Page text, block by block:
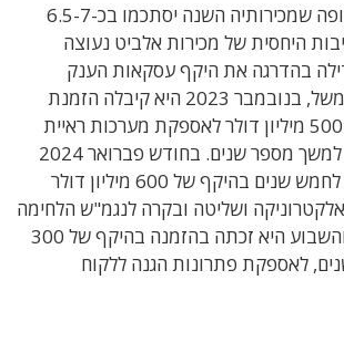
בסך הכל, אלביט צופה שמכירותיה השנה יסתכמו בכ-6.5-7
היחסית של מכירות אלביט נעוצה
בהדרגה את היקף עסקאות הענק
הרב-שנתיות. כך למשל, בנובמבר 2023 היא קיבלה הזמנת
מסגרת בהיקף של 500 מיליון דולר לאספקת מערכות ראיית
לילה לצבא ארה"ב למשך מספר שנים. בחודש פברואר 2024
היא זכתה בהזמנה לחמש שנים בהיקף של 600 מיליון דולר
ושליטה ובקרה לנגמ"ש הלחימה
האוסטרלי החדש, והשבוע היא זכתה בהזמנה בהיקף של 300
דולר ל-10 שנים, לאספקת פתרונות הגנה ללקוח